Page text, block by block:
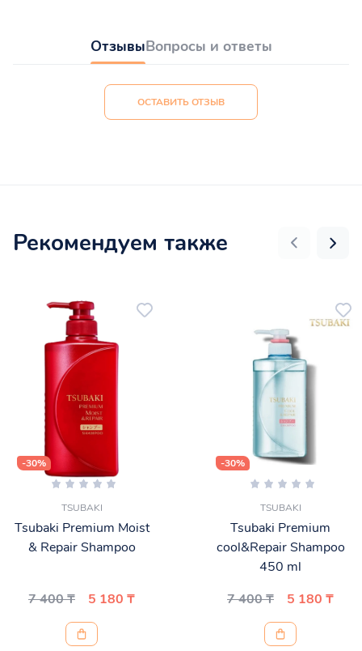
ОтзывыВопросы и ответы
ОСТАВИТЬ ОТЗЫВ
Рекомендуем также
-30%
TSUBAKI
Tsubaki Premium Moist
& Repair Shampoo
7 400 ₸ 5 180 ₸
-30%
TSUBAKI
Tsubaki Premium
cool&Repair Shampoo
450 ml
7 400 ₸
5 180 ₸